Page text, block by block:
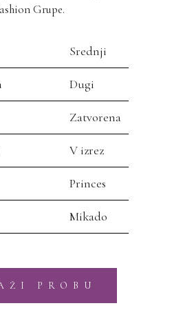
Grupe.
Srednji
Dugi
Zatvorena
V izrez
Princes
Mikado
PROBU